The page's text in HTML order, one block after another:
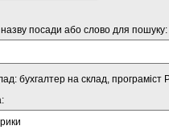
назву посади або слово для пошуку:
бухгалтер на склад, програміст